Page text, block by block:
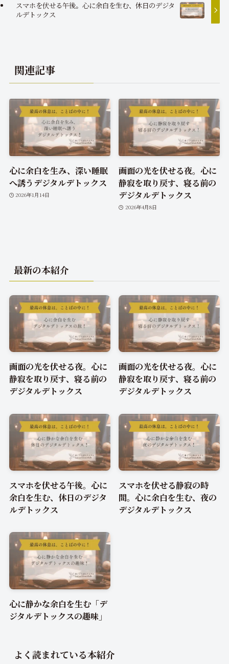
スマホを伏せる午後。心に余白を生む、休日のデジタ
ルデトックス
関連記事
心に余白を生み、深い睡眠
へ誘うデジタルデトックス
2026年1月14日
画面の光を伏せる夜。心に
静寂を取り戻す、寝る前の
デジタルデトックス
2026年4月8日
最新の本紹介
画面の光を伏せる夜。心に
静寂を取り戻す、寝る前の
デジタルデトックス
画面の光を伏せる夜。心に
静寂を取り戻す、寝る前の
デジタルデトックス
スマホを伏せる午後。心に
余白を生む、休日のデジタ
ルデトックス
スマホを伏せる静寂の時
間。心に余白を生む、夜の
デジタルデトックス
心に静かな余白を生む「デ
ジタルデトックスの趣味」
よく読まれている本紹介